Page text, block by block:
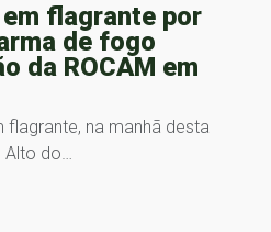
flagrante por
de fogo
da ROCAM em
na manhã desta
Alto do…